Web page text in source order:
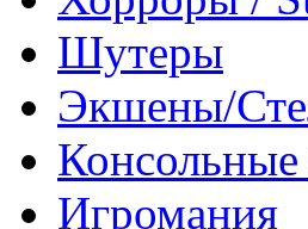
Шутеры
Экшены/
Игромания